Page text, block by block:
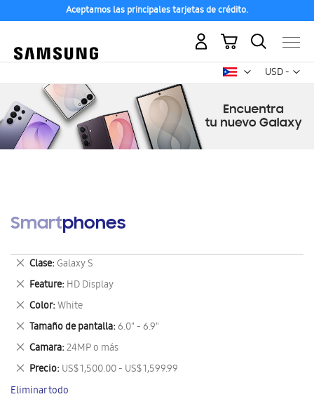
Aceptamos las principales tarjetas de crédito.
USD -
dólar
Mi carrito
Smartphones
Clase Galaxy S
Eliminar
este
artículo
Feature HD Display
Eliminar
este
artículo
Color White
Eliminar
este
artículo
Tamaño de pantalla 6.0" - 6.9"
Eliminar
este
artículo
Camara 24MP o más
Eliminar
este
artículo
Precio US$ 1,500.00 - US$ 1,599.99
Eliminar
este
artículo
Eliminar todo